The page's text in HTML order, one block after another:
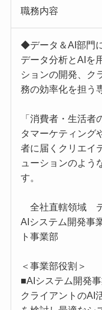
職務内容
◆データ＆AI部門
データ分析とAIを
ションの開発、ク
務の効率化を担う
「消費者・生活
タマーケティング
者に届くクリエイ
ューションのよう
す。
全社直轄領域
AIシステム開発事
ト事業部
＜事業部役割＞
■AIシステム開発
クライアントのAI